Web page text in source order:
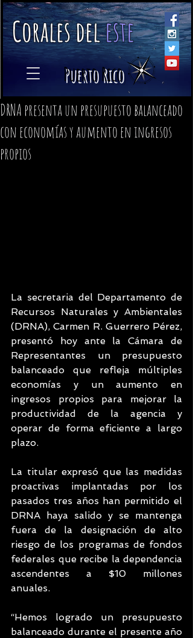
Coralesdeleste​
Puerto Rico
DRNA presenta un presupuesto balanceado
con economías y aumento en ingresos
propios
La secretaria del Departamento de
Recursos Naturales y Ambientales
(DRNA), Carmen R. Guerrero Pérez,
presentó hoy ante la Cámara de
Representantes un presupuesto
balanceado que refleja múltiples
economías y un aumento en
ingresos propios para mejorar la
productividad de la agencia y
operar de forma eficiente a largo
plazo.
La titular expresó que las medidas
proactivas implantadas por los
pasados tres años han permitido el
DRNA haya salido y se mantenga
fuera de la designación de alto
riesgo de los programas de fondos
federales que recibe la dependencia
ascendentes a $10 millones
anuales.
“Hemos logrado un presupuesto
balanceado durante el presente año